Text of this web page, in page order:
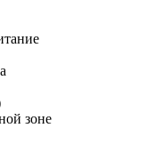
зоне